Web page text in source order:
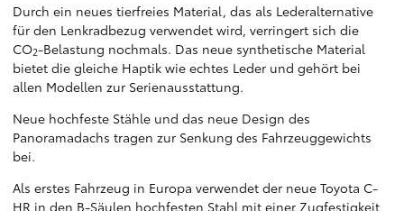
Durch ein neues tierfreies Material, das als Lederalternative
für den Lenkradbezug verwendet wird, verringert sich die
CO2-Belastung nochmals. Das neue synthetische Material
bietet die gleiche Haptik wie echtes Leder und gehört bei
allen Modellen zur Serienausstattung.
Neue hochfeste Stähle und das neue Design des
Panoramadachs tragen zur Senkung des Fahrzeuggewichts
bei.
Als erstes Fahrzeug in Europa verwendet der neue Toyota C-
HR in den B-Säulen hochfesten Stahl mit einer Zugfestigkeit